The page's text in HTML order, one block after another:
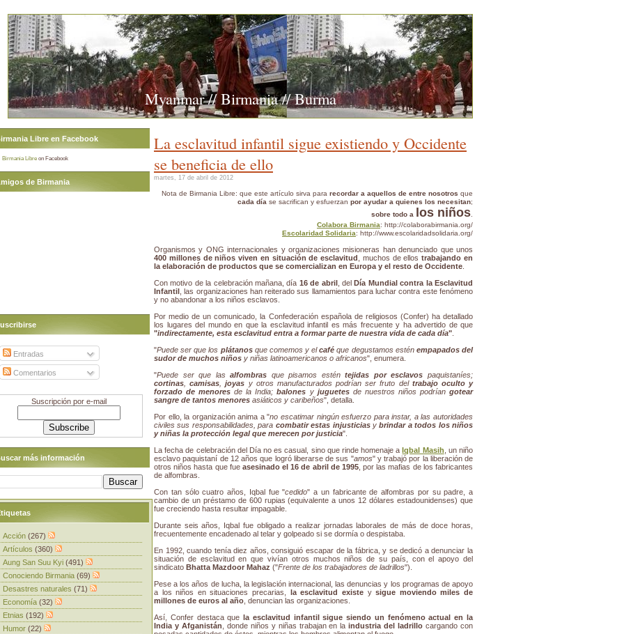
Myanmar // Birmania // Burma
La esclavitud infantil sigue existiendo y Occidente
se beneficia de ello
martes, 17 de abril de 2012
Nota de Birmania Libre: que este artículo sirva para recordar a aquellos de entre nosotros que
cada día se sacrifican y esfuerzan por ayudar a quienes los necesitan;
sobre todo a
los niños
Colabora Birmania: http://colaborabirmania.org/
Escolaridad Solidaria: http://www.escolaridadsolidaria.org/
Organismos y ONG internacionales y organizaciones misioneras han denunciado que unos
400 millones de niños viven en situación de esclavitud , muchos de ellostrabajando en
la elaboración de productos que se comercializan en Europa y el resto de Occidente
Con motivo de la celebración mañana, día 16 de abril, delDía Mundial contra la Esclavitud
Infantil , las organizaciones han reiterado sus llamamientos para luchar contra este fenómeno
y no abandonar a los niños esclavos.
Por medio de un comunicado, la Confederación española de religiosos (Confer) ha detallado
los lugares del mundo en que la esclavitud infantil es más frecuente y ha advertido de que
"indirectamente, esta esclavitud entra a formar parte de nuestra vida de cada día"
"Puede ser que los plátanosque comemos y elcafé que degustamos estén empapados del
sudor de muchos niños y niñas latinoamericanos o africanos", enumera.
"Puede ser que lasalfombras que pisamos esténtejidas por esclavos paquistaníes;
cortinas ,camisas ,joyas y otros manufacturados podrían ser fruto del trabajo oculto y
forzado de menores de la India;balones y juguetesde nuestros niños podríangotear
sangre de tantos menores asiáticos y caribeños", detalla.
Por ello, la organización anima a "no escatimar ningún esfuerzo para instar, a las autoridades
civiles sus responsabilidades, para combatir estas injusticiasybrindar a todos los niños
y niñas la protección legal que merecen por justicia".
La fecha de celebración del Día no es casual, sino que rinde homenaje aIqbal Masih , un niño
esclavo paquistaní de 12 años que logró liberarse de sus "amos" y trabajó por la liberación de
otros niños hasta que fue asesinado el 16 de abril de 1995, por las mafias de los fabricantes
de alfombras.
Con tan sólo cuatro años, Iqbal fue "cedido" a un fabricante de alfombras por su padre, a
cambio de un préstamo de 600 rupias (equivalente a unos 12 dólares estadounidenses) que
fue creciendo hasta resultar impagable.
Durante seis años, Iqbal fue obligado a realizar jornadas laborales de más de doce horas,
frecuentemente encadenado al telar y golpeado si se dormía o despistaba.
En 1992, cuando tenía diez años, consiguió escapar de la fábrica, y se dedicó a denunciar la
situación de esclavitud en que vivían otros muchos niños de su país, con el apoyo del
sindicato Bhatta Mazdoor Mahaz ("Frente de los trabajadores de ladrillos").
Pese a los años de lucha, la legislación internacional, las denuncias y los programas de apoyo
a los niños en situaciones precarias, la esclavitud existeysigue moviendo miles de
millones de euros al año , denuncian las organizaciones.
Así, Confer destaca quela esclavitud infantil sigue siendo un fenómeno actual en la
India y Afganistán , donde niños y niñas trabajan en laindustria del ladrillo cargando con
Libre en Facebook
Birmania Libre on Facebook
de Birmania
Entradas
Comentarios
Suscripción por e-mail
más información
Acción (267)
Artículos (360)
Aung San Suu Kyi (491)
Conociendo Birmania (69)
Desastres naturales (71)
Economía (32)
Etnias (192)
Humor (22)